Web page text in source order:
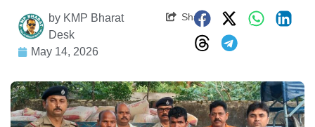
by KMP Bharat
Desk
May 14, 2026
Share